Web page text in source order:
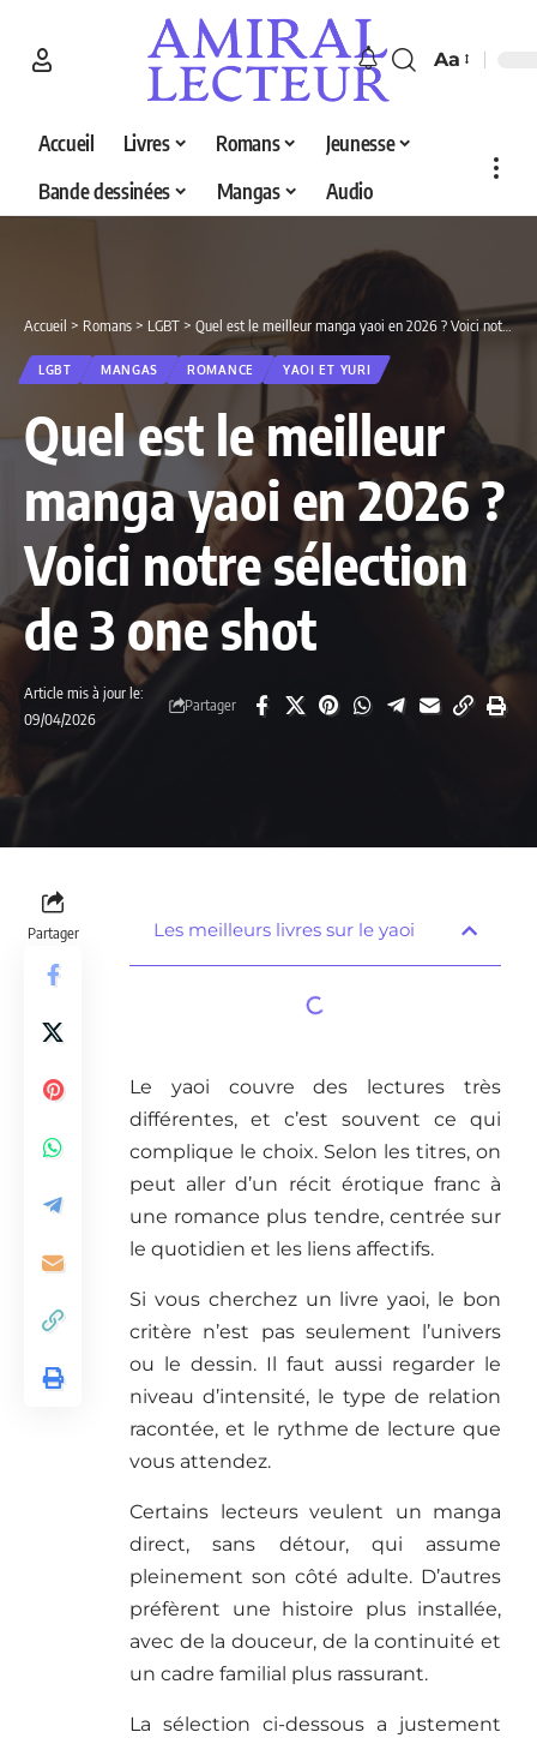
Aa
Accueil Livres Romans
Jeunesse
Bande dessinées
Mangas Audio
Accueil > Romans > LGBT > Quel est le meilleur manga yaoi en 2026 ? Voici notre sélection de 3 one shot
LGBT MANGAS ROMANCE YAOI ET YURI
Quel est le meilleur
manga yaoi en 2026 ?
Voici notre sélection
de 3 one shot
Article mis à jour le:
09/04/2026
Partager
Partager Les meilleurs livres sur le yaoi
Le yaoi couvre des lectures très
différentes, et c’est souvent ce qui
complique le choix. Selon les titres, on
peut aller d’un récit érotique franc à
une romance plus tendre, centrée sur
le quotidien et les liens affectifs.
Si vous cherchez un livre yaoi, le bon
critère n’est pas seulement l’univers
ou le dessin. Il faut aussi regarder le
niveau d’intensité, le type de relation
racontée, et le rythme de lecture que
vous attendez.
Certains lecteurs veulent un manga
direct, sans détour, qui assume
pleinement son côté adulte. D’autres
préfèrent une histoire plus installée,
avec de la douceur, de la continuité et
un cadre familial plus rassurant.
La sélection ci-dessous a justement